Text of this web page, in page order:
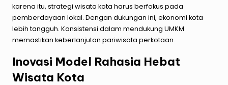
karena itu, strategi wisata kota harus berfokus pada
pemberdayaan lokal. Dengan dukungan ini, ekonomi kota
lebih tangguh. Konsistensi dalam mendukung UMKM
memastikan keberlanjutan pariwisata perkotaan.
Inovasi Model Rahasia Hebat
Wisata Kota